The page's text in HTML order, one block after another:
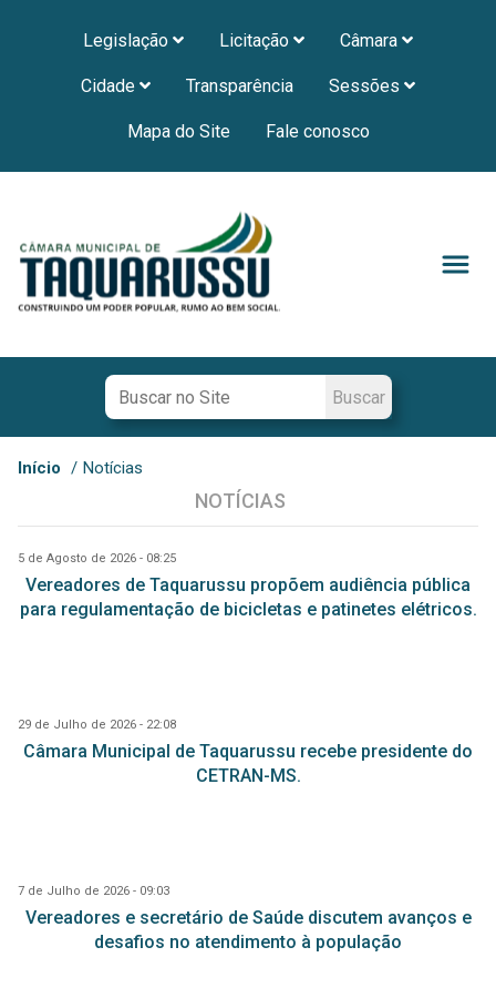
Legislação Licitação Câmara
Cidade Transparência Sessões
Mapa do Site Fale conosco
Início / Notícias
NOTÍCIAS
5 de Agosto de 2026 - 08:25
Vereadores de Taquarussu propõem audiência pública
para regulamentação de bicicletas e patinetes elétricos.
29 de Julho de 2026 - 22:08
Câmara Municipal de Taquarussu recebe presidente do
CETRAN-MS.
7 de Julho de 2026 - 09:03
Vereadores e secretário de Saúde discutem avanços e
desafios no atendimento à população